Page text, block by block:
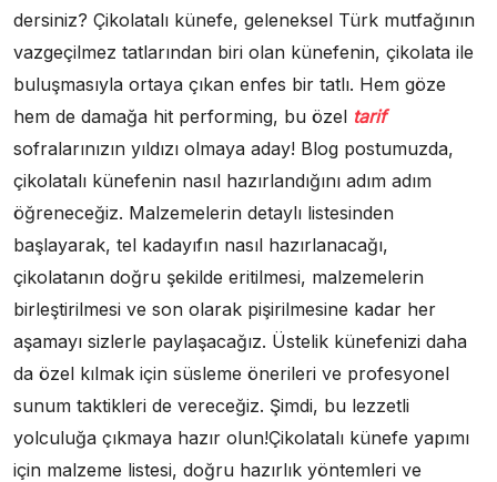
dersiniz? Çikolatalı künefe, geleneksel Türk mutfağının
vazgeçilmez tatlarından biri olan künefenin, çikolata ile
buluşmasıyla ortaya çıkan enfes bir tatlı. Hem göze
hem de damağa hit performing, bu özel tarif
sofralarınızın yıldızı olmaya aday! Blog postumuzda,
çikolatalı künefenin nasıl hazırlandığını adım adım
öğreneceğiz. Malzemelerin detaylı listesinden
başlayarak, tel kadayıfın nasıl hazırlanacağı,
çikolatanın doğru şekilde eritilmesi, malzemelerin
birleştirilmesi ve son olarak pişirilmesine kadar her
aşamayı sizlerle paylaşacağız. Üstelik künefenizi daha
da özel kılmak için süsleme önerileri ve profesyonel
sunum taktikleri de vereceğiz. Şimdi, bu lezzetli
yolculuğa çıkmaya hazır olun!Çikolatalı künefe yapımı
için malzeme listesi, doğru hazırlık yöntemleri ve